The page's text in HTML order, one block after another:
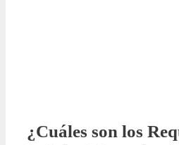
¿Cuáles son los